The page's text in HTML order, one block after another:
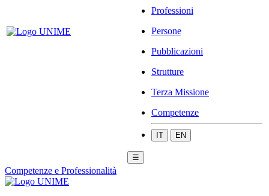
Professioni
Persone
Pubblicazioni
Strutture
Terza Missione
Competenze
IT EN
☰
Competenze e Professionalità